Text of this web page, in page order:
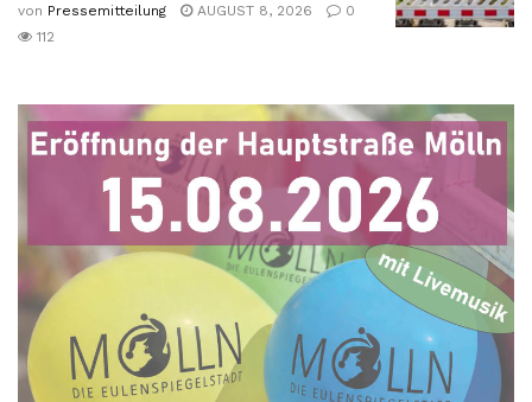
von Pressemitteilung AUGUST 8, 2026
0
112